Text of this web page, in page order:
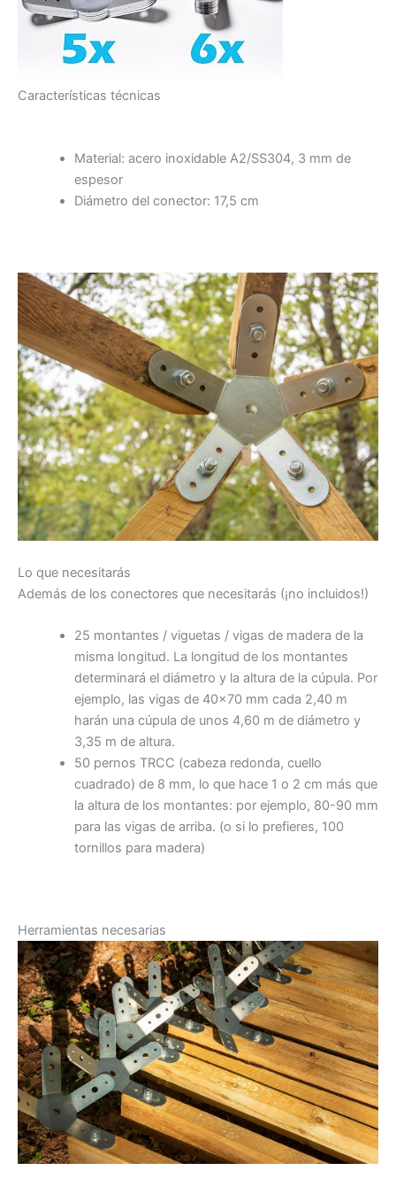
Características técnicas
Material: acero inoxidable A2/SS304, 3 mm de
espesor
Diámetro del conector: 17,5 cm
Lo que necesitarás
Además de los conectores que necesitarás (¡no incluidos!)
25 montantes / viguetas / vigas de madera de la
misma longitud. La longitud de los montantes
determinará el diámetro y la altura de la cúpula. Por
ejemplo, las vigas de 40×70 mm cada 2,40 m
harán una cúpula de unos 4,60 m de diámetro y
3,35 m de altura.
50 pernos TRCC (cabeza redonda, cuello
cuadrado) de 8 mm, lo que hace 1 o 2 cm más que
la altura de los montantes: por ejemplo, 80-90 mm
para las vigas de arriba. (o si lo prefieres, 100
tornillos para madera)
Herramientas necesarias